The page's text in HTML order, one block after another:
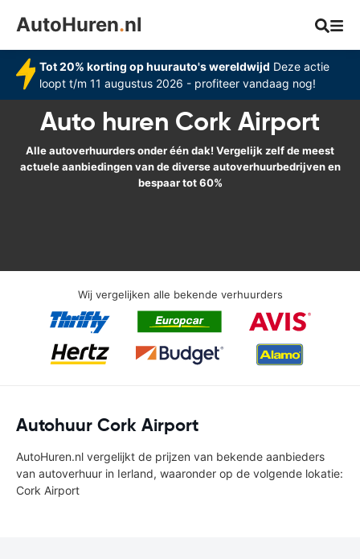
AutoHuren.nl
Tot 20% korting op huurauto's wereldwijd Deze actie
loopt t/m 11 augustus 2026 - profiteer vandaag nog!
Auto huren Cork Airport
Alle autoverhuurders onder één dak! Vergelijk zelf de meest
actuele aanbiedingen van de diverse autoverhuurbedrijven en
bespaar tot 60%
Wij vergelijken alle bekende verhuurders
Autohuur Cork Airport
AutoHuren.nl vergelijkt de prijzen van bekende aanbieders
van autoverhuur in Ierland, waaronder op de volgende lokatie:
Cork Airport